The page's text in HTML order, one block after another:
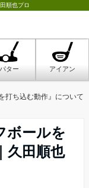
順也プロ
パター アイアン
打ち込む動作』について
ボールを
久田順也